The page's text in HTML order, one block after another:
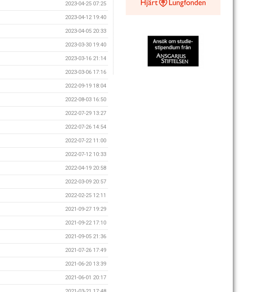
2023-04-25 07:25
2023-04-12 19:40
2023-04-05 20:33
2023-03-30 19:40
2023-03-16 21:14
2023-03-06 17:16
2022-09-19 18:04
2022-08-03 16:50
2022-07-29 13:27
2022-07-26 14:54
2022-07-22 11:00
2022-07-12 10:33
2022-04-19 20:58
2022-03-09 20:57
2022-02-25 12:11
2021-09-27 19:29
2021-09-22 17:10
2021-09-05 21:36
2021-07-26 17:49
2021-06-20 13:39
2021-06-01 20:17